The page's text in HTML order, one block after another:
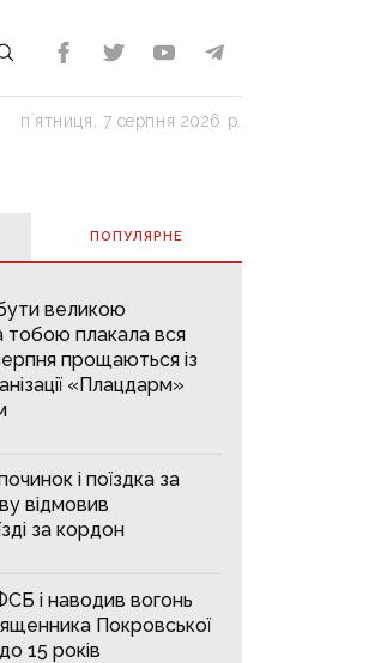
пʼятниця, 7 серпня 2026 р.
ПОПУЛЯРНE
великою
плакала вся
прощаються із
«Плацдарм»
і поїздка за
відмовив
за кордон
і наводив вогонь
Покровської
15 років